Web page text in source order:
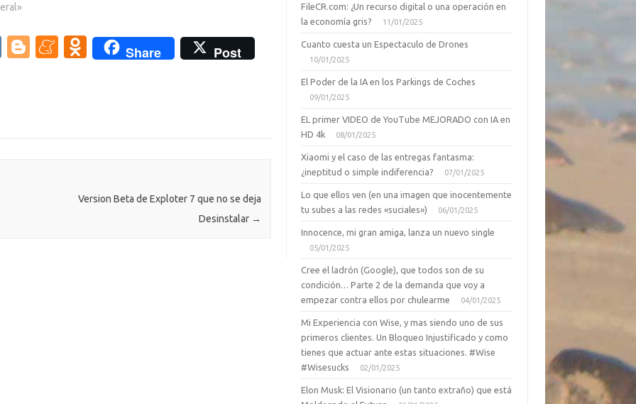
V
Bl
M O
ik
Share
Post
Version Beta de Exploter 7 que no se deja
Desinstalar →
FileCR.com: ¿Un recurso digital o una operación en
la economía gris?
11/01/2025
Cuanto cuesta un Espectaculo de Drones
10/01/2025
El Poder de la IA en los Parkings de Coches
09/01/2025
EL primer VIDEO de YouTube MEJORADO con IA en
HD 4k
08/01/2025
Xiaomi y el caso de las entregas fantasma:
¿ineptitud o simple indiferencia?
07/01/2025
Lo que ellos ven (en una imagen que inocentemente
tu subes a las redes «suciales»)
06/01/2025
Innocence, mi gran amiga, lanza un nuevo single
05/01/2025
Cree el ladrón (Google), que todos son de su
condición… Parte 2 de la demanda que voy a
empezar contra ellos por chulearme
04/01/2025
Mi Experiencia con Wise, y mas siendo uno de sus
primeros clientes. Un Bloqueo Injustificado y como
tienes que actuar ante estas situaciones. #Wise
#Wisesucks
02/01/2025
Elon Musk: El Visionario (un tanto extraño) que está